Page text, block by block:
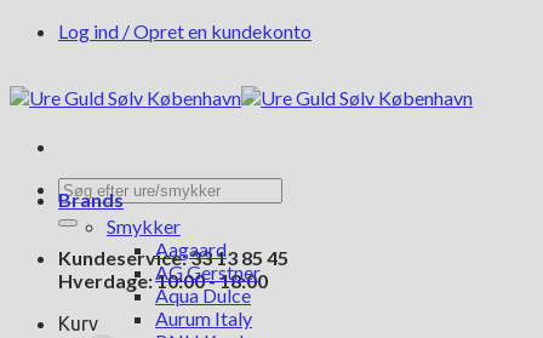
FortsætLog ind / Opret en kundekonto
Søg
efter:
Kundeservice: 33 13 85 45
Hverdage: 10:00 - 18:00
Kurv
Brands
Smykker
Aagaard
AG Gerstner
Aqua Dulce
Aurum Italy